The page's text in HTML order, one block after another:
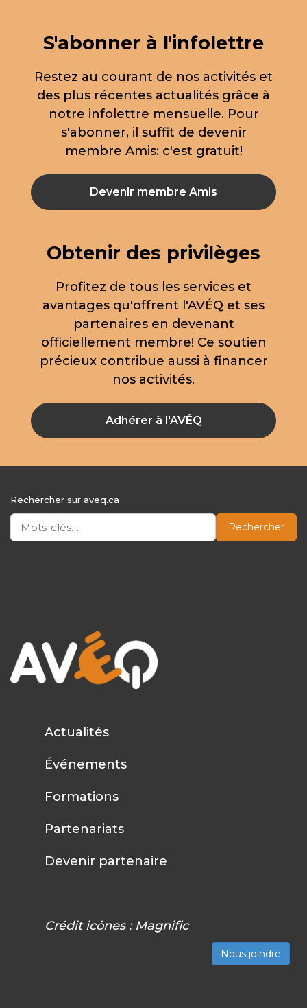
S'abonner à l'infolettre
Restez au courant de nos activités et
des plus récentes actualités grâce à
notre infolettre mensuelle. Pour
s'abonner, il suffit de devenir
membre Amis: c'est gratuit!
Devenir membre Amis
Obtenir des privilèges
Profitez de tous les services et
avantages qu'offrent l'AVÉQ et ses
partenaires en devenant
officiellement membre! Ce soutien
précieux contribue aussi à financer
nos activités.
Adhérer à l'AVÉQ
Rechercher sur aveq.ca
Rechercher
Actualités
Événements
Formations
Partenariats
Devenir partenaire
Crédit icônes : Magnific
Nous joindre